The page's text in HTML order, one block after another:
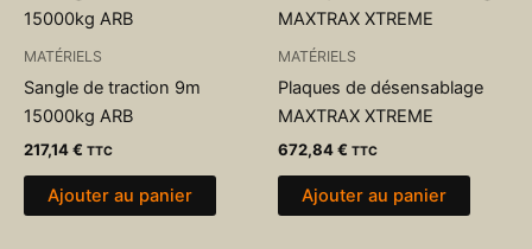
MATÉRIELS
Sangle de traction 9m
15000kg ARB
217,14€ TTC
Ajouter au panier
MATÉRIELS
Plaques de désensablage
MAXTRAX XTREME
672,84€ TTC
Ajouter au panier